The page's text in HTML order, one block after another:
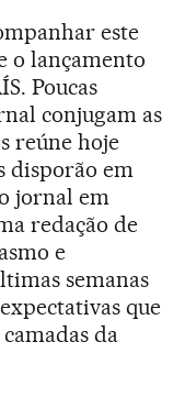
este
o lançamento
Poucas
conjugam as
reúne hoje
disporão em
jornal em
redação de
e
semanas
que
da